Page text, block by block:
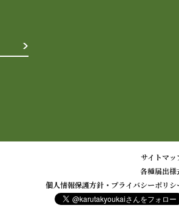
サイトマッ
各種届出様
個人情報保護方針・プライバシーポリシ